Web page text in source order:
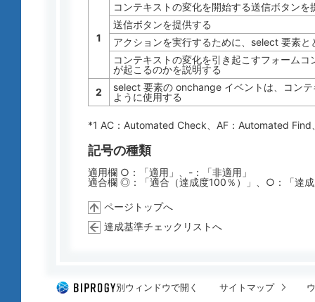
1
コンテキストの変化を開始する送信ボタンを
送信ボタンを提供する
アクションを実行するために、select 要素と
コンテキストの変化を引き起こすフォーム
が起こるのかを説明する
2
select 要素の onchange イベントは、コン
ように使用する
*1 AC： Automated Check 、AF： Automated Find
記号の種類
適用欄 ○：「適用」、-：「非適用」
適合欄 ◎：「適合（達成度100％）」、○：「達
ページトップへ
達成基準チェックリストへ
別ウィンドウで開く サイトマップ